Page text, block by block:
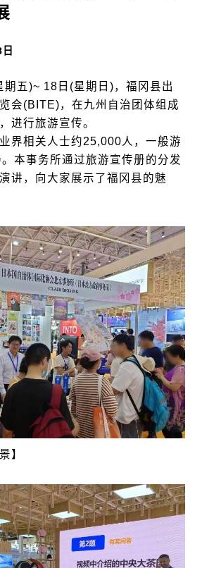
五)~ 18日(星期日)，福冈县出
会(BITE)，在九州自治团体组成
进行旅游宣传。
界相关人士约25,000人，一般游
本事务所通过旅游宣传册的分发
讲，向大家展示了福冈县的魅
】